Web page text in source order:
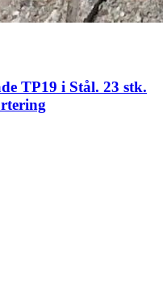
TP19 i Stål. 23 stk.